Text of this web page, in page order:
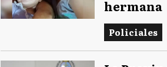
hermana
Policiales